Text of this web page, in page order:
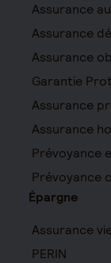
Assurance
Assurance
Assurance
Garantie
Assurance
Assurance
Prévoyance
Prévoyance
Épargne
Assurance
PERIN